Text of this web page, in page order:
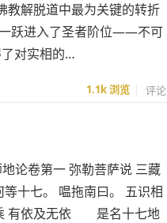
教解脱道中最为关键的转折
一跃进入了圣者阶位——不可
对实相的…
1.1k浏览 评论
论卷第一 弥勒菩萨说 三藏
十七。 嗢拖南曰。 五识相
有依及无依 是名十七地